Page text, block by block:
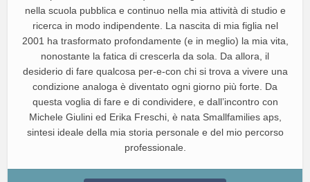
nella scuola pubblica e continuo nella mia attività di studio e
ricerca in modo indipendente. La nascita di mia figlia nel
2001 ha trasformato profondamente (e in meglio) la mia vita,
nonostante la fatica di crescerla da sola. Da allora, il
desiderio di fare qualcosa per-e-con chi si trova a vivere una
condizione analoga è diventato ogni giorno più forte. Da
questa voglia di fare e di condividere, e dall’incontro con
Michele Giulini ed Erika Freschi, è nata Smallfamilies aps,
sintesi ideale della mia storia personale e del mio percorso
professionale.